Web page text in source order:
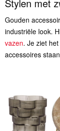
Stylen met
Gouden
industriële look.
vazen. Je ziet
accessoires